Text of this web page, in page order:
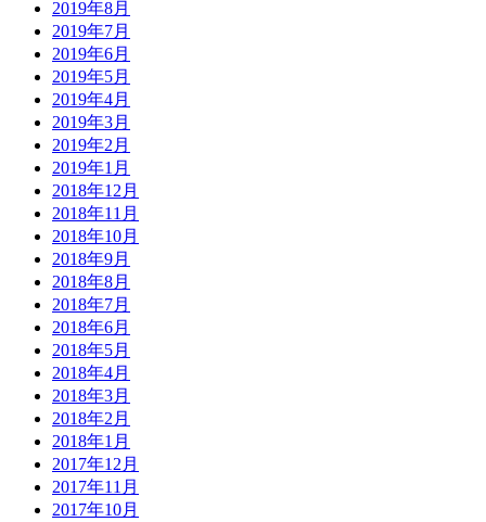
2019年8月
2019年7月
2019年6月
2019年5月
2019年4月
2019年3月
2019年2月
2019年1月
2018年12月
2018年11月
2018年10月
2018年9月
2018年8月
2018年7月
2018年6月
2018年5月
2018年4月
2018年3月
2018年2月
2018年1月
2017年12月
2017年11月
2017年10月